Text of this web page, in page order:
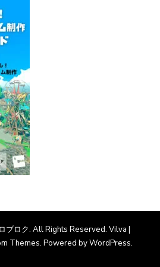
ロブロク. All Rights Reserved. Vilva |
Themes. Powered byWordPress.